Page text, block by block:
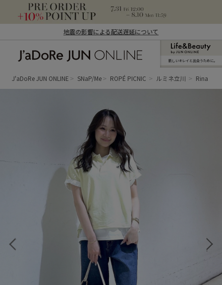
地震の影響による配送遅延について
ン オンライン）
新しいキレイと出合うために。
J'aDoRe JUN ONLINE SNaP/Me ROPÉ PICNIC ルミネ立川 Rina